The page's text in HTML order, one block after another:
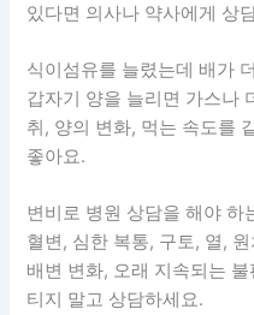
있다면 의사나 약사에게 상
식이섬유를 늘렸는데 배가
갑자기 양을 늘리면 가스나
취, 양의 변화, 먹는 속도를
좋아요.
변비로 병원 상담을 해야 하
혈변, 심한 복통, 구토, 열,
배변 변화, 오래 지속되는
티지 말고 상담하세요.